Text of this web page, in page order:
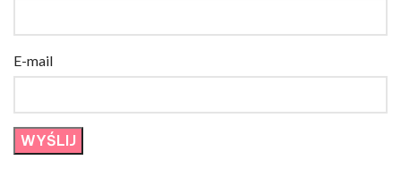
E-mail